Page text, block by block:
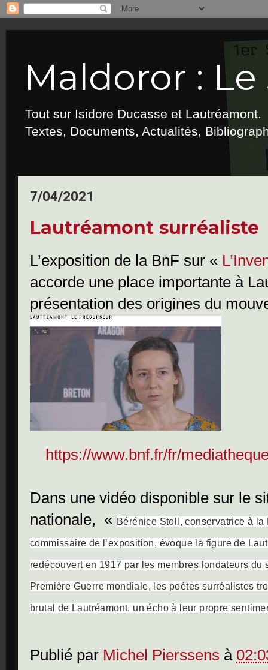
Maldoror : Le
Tout sur Isidore Ducasse et Lautréamont.
Textes, Documents, Actualités,
7/04/2021
Lautréamont surréaliste
L’exposition de la BnF sur «
accorde une place importante à
présentation des origines du
https://www.bnf.fr/fr/
Dans une vidéo disponible sur le
nationale, « Bérénice Stoll, conservatrice à
commissaire de l’exposition, évoque la figure de
redécouvert en 1917 par les membres fondateurs
Première Guerre mondiale, les poètes surréalistes
brutal de Lautréamont, un écho à leur propre
Publié par Michel Pierssens à